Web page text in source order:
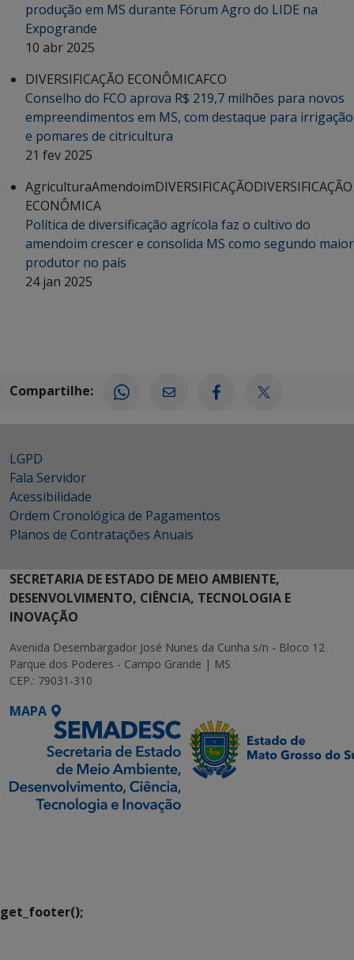
produção em MS durante Fórum Agro do LIDE na
Expogrande
10 abr 2025
DIVERSIFICAÇÃO ECONÔMICAFCO
Conselho do FCO aprova R$ 219,7 milhões para novos
empreendimentos em MS, com destaque para irrigação
e pomares de citricultura
21 fev 2025
AgriculturaAmendoimDIVERSIFICAÇÃODIVERSIFICAÇÃO
ECONÔMICA
Política de diversificação agrícola faz o cultivo do
amendoim crescer e consolida MS como segundo maior
produtor no país
24 jan 2025
Compartilhe:
LGPD
Fala Servidor
Acessibilidade
Ordem Cronológica de Pagamentos
Planos de Contratações Anuais
SECRETARIA DE ESTADO DE MEIO AMBIENTE,
DESENVOLVIMENTO, CIÊNCIA, TECNOLOGIA E
INOVAÇÃO
Avenida Desembargador José Nunes da Cunha s/n - Bloco 12
Parque dos Poderes - Campo Grande | MS
CEP.: 79031-310
MAPA
get_footer();